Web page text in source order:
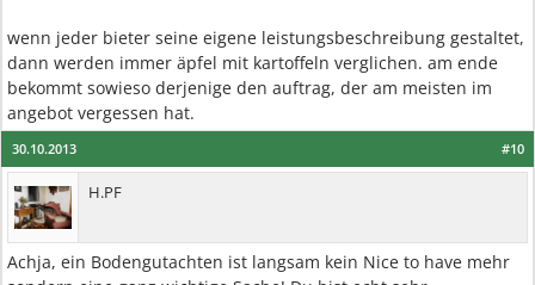
wenn jeder bieter seine eigene leistungsbeschreibung gestaltet,
dann werden immer äpfel mit kartoffeln verglichen. am ende
bekommt sowieso derjenige den auftrag, der am meisten im
angebot vergessen hat.
#10
30.10.2013
H.PF
Achja, ein Bodengutachten ist langsam kein Nice to have mehr